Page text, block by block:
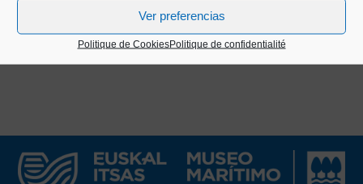
Ver preferencias
Politique de CookiesPolitique de confidentialité